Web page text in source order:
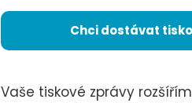
Chci dostávat
Vaše tiskové zprávy